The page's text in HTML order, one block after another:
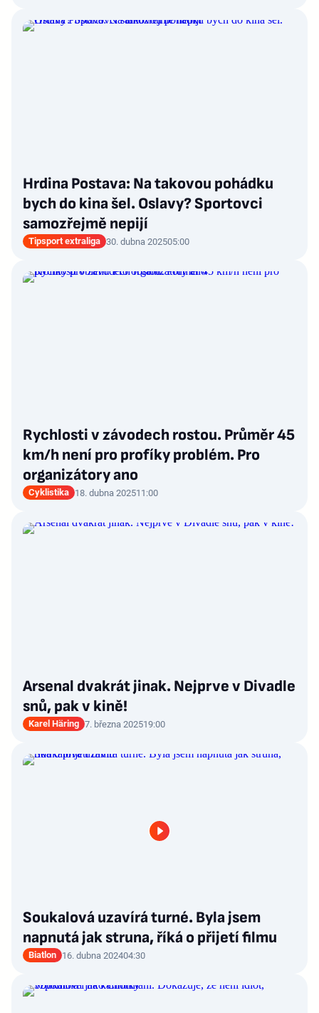
Hrdina Postava: Na takovou pohádku
bych do kina šel. Oslavy? Sportovci
samozřejmě nepijí
Tipsport extraliga 30. dubna 202505:00
Rychlosti v závodech rostou. Průměr 45
km/h není pro profíky problém. Pro
organizátory ano
Cyklistika 18. dubna 202511:00
Arsenal dvakrát jinak. Nejprve v Divadle
snů, pak v kině!
Karel Häring 7. března 202519:00
Soukalová uzavírá turné. Byla jsem
napnutá jak struna, říká o přijetí filmu
Biatlon 16. dubna 202404:30